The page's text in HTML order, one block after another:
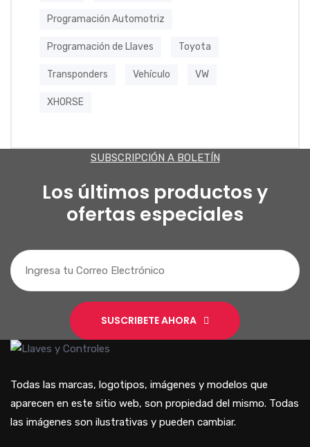
Programación Automotriz
Programación de Llaves Toyota
Transponders Vehículo VW
XHORSE
SUBSCRIPCIÓN A BOLETÍN
Los últimos productos y
ofertas especiales
SUSCRIBETE AHORA
Todas las marcas, logotipos, imágenes y modelos que
aparecen en este sitio web, son propiedad del mismo. Todas
las imágenes son ilustrativas y pueden cambiar.